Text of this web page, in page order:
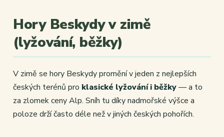
Hory Beskydy v zimě
(lyžování, běžky)
V zimě se hory Beskydy promění v jeden z nejlepších
českých terénů pro klasické lyžování i běžky— a to
za zlomek ceny Alp. Sníh tu díky nadmořské výšce a
poloze drží často déle než v jiných českých pohořích.